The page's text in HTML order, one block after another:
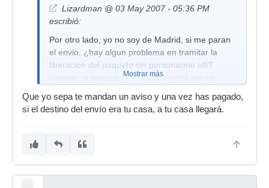
Lizardman @ 03 May 2007 - 05:36 PM
escribió:
Por otro lado, yo no soy de Madrid, si me paran
el envio, ¿hay algun problema en tramitar la
liberacion del paquete sin personarme alli?
(vamos, si tengo que ir hasta Madrid por un
Mostrar más
Que yo sepa te mandan un aviso y una vez has pagado,
si el destino del envío era tu casa, a tu casa llegará.